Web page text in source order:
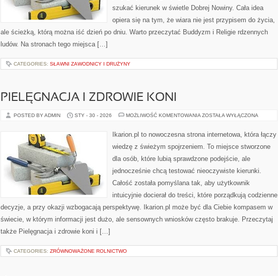
szukać kierunek w świetle Dobrej Nowiny. Cała idea
opiera się na tym, że wiara nie jest przypisem do życia,
ale ścieżką, którą można iść dzień po dniu. Warto przeczytać Buddyzm i Religie rdzennych
ludów. Na stronach tego miejsca […]
CATEGORIES: SŁAWNI ZAWODNICY I DRUŻYNY
PIELĘGNACJA I ZDROWIE KONI
POSTED BY ADMIN STY - 30 - 2026 MOŻLIWOŚĆ KOMENTOWANIA PIELĘGNACJA
KONI
ZOSTAŁA WYŁĄCZONA
Ikarion.pl to nowoczesna strona internetowa, która łączy
wiedzę z świeżym spojrzeniem. To miejsce stworzone
dla osób, które lubią sprawdzone podejście, ale
jednocześnie chcą testować nieoczywiste kierunki.
Całość została pomyślana tak, aby użytkownik
intuicyjnie docierał do treści, które porządkują codzienne
decyzje, a przy okazji wzbogacają perspektywę. Ikarion.pl może być dla Ciebie kompasem w
świecie, w którym informacji jest dużo, ale sensownych wniosków często brakuje. Przeczytaj
także Pielęgnacja i zdrowie koni i […]
CATEGORIES: ZRÓWNOWAŻONE ROLNICTWO